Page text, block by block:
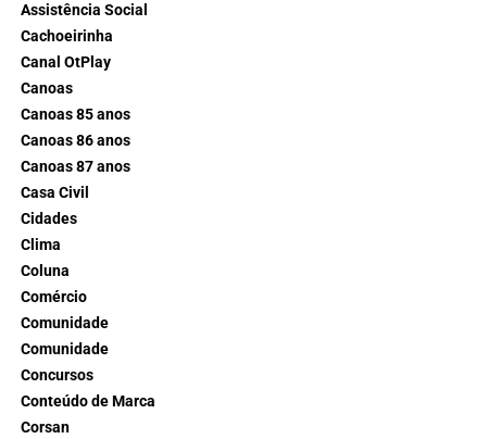
Assistência Social
Cachoeirinha
Canal OtPlay
Canoas
Canoas 85 anos
Canoas 86 anos
Canoas 87 anos
Casa Civil
Cidades
Clima
Coluna
Comércio
Comunidade
Comunidade
Concursos
Conteúdo de Marca
Corsan